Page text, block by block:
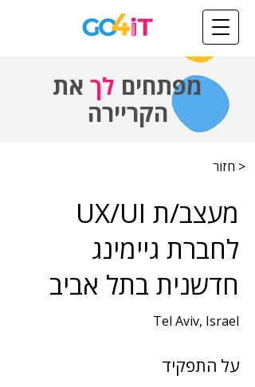
מפתחים לך את
הקריירה
< חזור
מעצב/ת UX/UI
לחברת גיימינג
חדשנית בתל אביב
Tel Aviv, Israel
3
על התפקיד